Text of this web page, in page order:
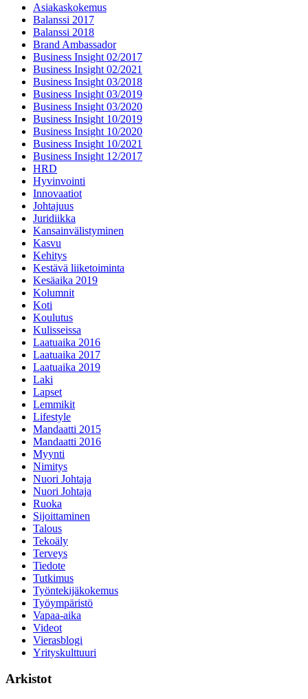
Asiakaskokemus
Balanssi 2017
Balanssi 2018
Brand Ambassador
Business Insight 02/2017
Business Insight 02/2021
Business Insight 03/2018
Business Insight 03/2019
Business Insight 03/2020
Business Insight 10/2019
Business Insight 10/2020
Business Insight 10/2021
Business Insight 12/2017
HRD
Hyvinvointi
Innovaatiot
Johtajuus
Juridiikka
Kansainvälistyminen
Kasvu
Kehitys
Kestävä liiketoiminta
Kesäaika 2019
Kolumnit
Koti
Koulutus
Kulisseissa
Laatuaika 2016
Laatuaika 2017
Laatuaika 2019
Laki
Lapset
Lemmikit
Lifestyle
Mandaatti 2015
Mandaatti 2016
Myynti
Nimitys
Nuori Johtaja
Nuori Johtaja
Ruoka
Sijoittaminen
Talous
Tekoäly
Terveys
Tiedote
Tutkimus
Työntekijäkokemus
Työympäristö
Vapaa-aika
Videot
Vierasblogi
Yrityskulttuuri
Arkistot